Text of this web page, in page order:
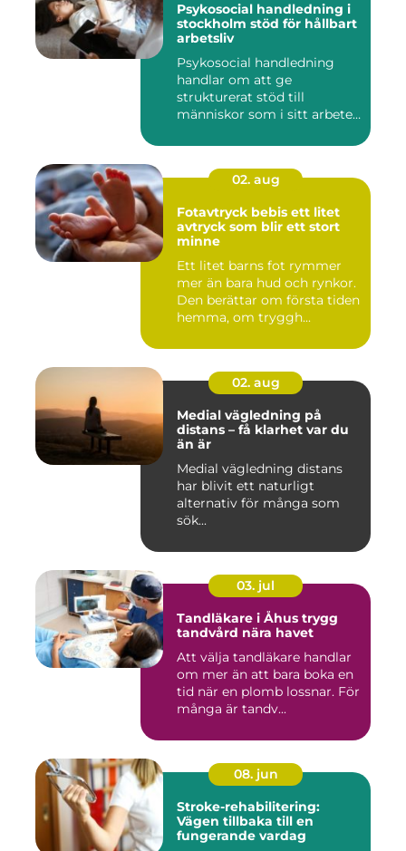
Psykosocial handledning i
stockholm stöd för hållbart
arbetsliv
Psykosocial handledning
handlar om att ge
strukturerat stöd till
människor som i sitt arbete
02. aug
Fotavtryck bebis ett litet
avtryck som blir ett stort
minne
Ett litet barns fot rymmer
mer än bara hud och rynkor.
Den berättar om första tiden
hemma, om tryggh...
02. aug
Medial vägledning på
distans – få klarhet var du
än är
Medial vägledning distans
har blivit ett naturligt
alternativ för många som
sök...
03. jul
Tandläkare i Åhus trygg
tandvård nära havet
Att välja tandläkare handlar
om mer än att bara boka en
tid när en plomb lossnar. För
många är tandv...
08. jun
Stroke-rehabilitering:
Vägen tillbaka till en
fungerande vardag